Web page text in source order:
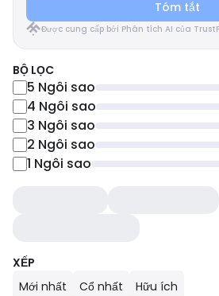
Tóm tắt
Được cung cấp bởi Phân tích AI của
BỘ LỌC
5 Ngôi sao
4 Ngôi sao
3 Ngôi sao
2 Ngôi sao
1 Ngôi sao
XẾP
Mới nhất
Cổ nhất Hữu ích